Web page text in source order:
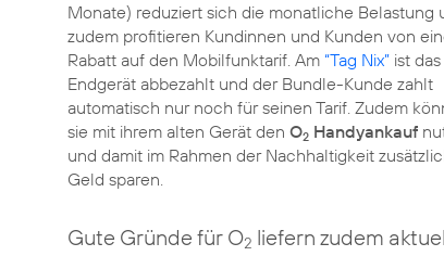
Monate) reduziert sich die monatliche Belastung
zudem profitieren Kundinnen und Kunden von
Rabatt auf den Mobilfunktarif. Am “Tag Nix” ist das
Endgerät abbezahlt und der Bundle-Kunde zahlt
automatisch nur noch für seinen Tarif. Zudem
sie mit ihrem alten Gerät den O2 Handyankauf
und damit im Rahmen der Nachhaltigkeit
Geld sparen.
Gute Gründe für O2 liefern zudem